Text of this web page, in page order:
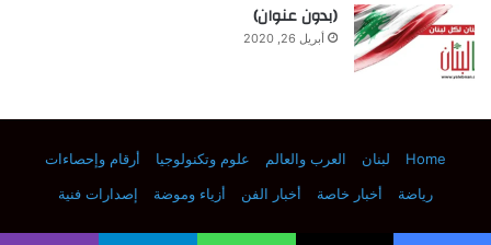
إمكانات الاختراق
(بدون عنوان)
أبريل 26, 2020
Home لبنان العرب والعالم علوم وتكنولوجيا
أرقام وإحصاءات
رياضة
أخبار خاصة أخبار الفن أزياء وموضة إصدارات فنية